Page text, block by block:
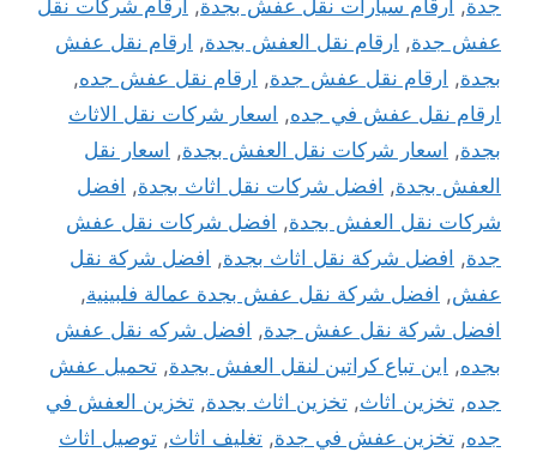
جدة, ارقام سيارات نقل عفش بجدة, ارقام شركات نقل
عفش جدة, ارقام نقل العفش بجدة, ارقام نقل عفش
بجدة, ارقام نقل عفش جدة, ارقام نقل عفش جده,
ارقام نقل عفش في جده, اسعار شركات نقل الاثاث
بجدة, اسعار شركات نقل العفش بجدة, اسعار نقل
العفش بجدة, افضل شركات نقل اثاث بجدة, افضل
شركات نقل العفش بجدة, افضل شركات نقل عفش
جدة, افضل شركة نقل اثاث بجدة, افضل شركة نقل
عفش, افضل شركة نقل عفش بجدة عمالة فلبينية,
افضل شركة نقل عفش جدة, افضل شركه نقل عفش
بجده, اين تباع كراتين لنقل العفش بجدة, تحميل عفش
جده, تخزين اثاث, تخزين اثاث بجدة, تخزين العفش في
جده, تخزين عفش في جدة, تغليف اثاث, توصيل اثاث